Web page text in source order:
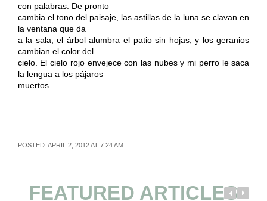
con palabras. De pronto
cambia el tono del paisaje, las astillas de la luna se clavan en
la ventana que da
a la sala, el árbol alumbra el patio sin hojas, y los geranios
cambian el color del
cielo. El cielo rojo envejece con las nubes y mi perro le saca
la lengua a los pájaros
muertos.
POSTED: APRIL 2, 2012 AT 7:24 AM
FEATURED ARTICLES